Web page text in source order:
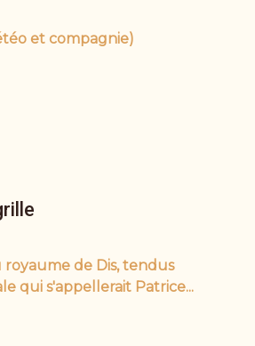
et compagnie)
royaume de Dis, tendus
qui s'appellerait Patrice...